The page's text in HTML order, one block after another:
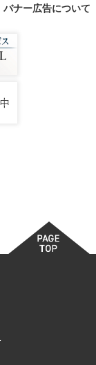
バナー広告について